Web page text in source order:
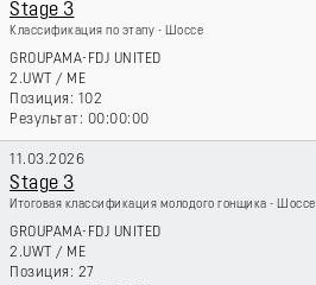
Stage 3
Классификация по этапу - Шоссе
GROUPAMA-FDJ UNITED
2.UWT / ME
102
00:00:00
11.03.2026
Stage 3
Итоговая классификация молодого гонщика - Шоссе
GROUPAMA-FDJ UNITED
2.UWT / ME
27